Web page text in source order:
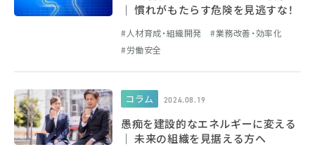
│ 慣れがもたらす危険を見逃すな！
人材育成・組織開発
業務改善・効率化
労働安全
コラム 2024.08.19
愚痴を建設的なエネルギーに変える
│ 未来の組織を見据える方へ